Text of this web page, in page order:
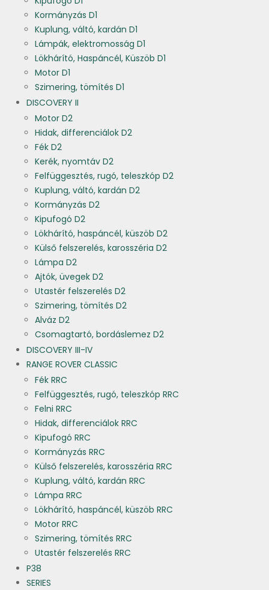
Kormányzás D1
Kuplung, váltó, kardán D1
Lámpák, elektromosság D1
Lökhárító, Haspáncél, Küszöb D1
Motor D1
Szimering, tömítés D1
DISCOVERY II
Motor D2
Hidak, differenciálok D2
Fék D2
Kerék, nyomtáv D2
Felfüggesztés, rugó, teleszkóp D2
Kuplung, váltó, kardán D2
Kormányzás D2
Kipufogó D2
Lökhárító, haspáncél, küszöb D2
Külső felszerelés, karosszéria D2
Lámpa D2
Ajtók, üvegek D2
Utastér felszerelés D2
Szimering, tömítés D2
Alváz D2
Csomagtartó, bordáslemez D2
DISCOVERY III-IV
RANGE ROVER CLASSIC
Fék RRC
Felfüggesztés, rugó, teleszkóp RRC
Felni RRC
Hidak, differenciálok RRC
Kipufogó RRC
Kormányzás RRC
Külső felszerelés, karosszéria RRC
Kuplung, váltó, kardán RRC
Lámpa RRC
Lökhárító, haspáncél, küszöb RRC
Motor RRC
Szimering, tömítés RRC
Utastér felszerelés RRC
P38
SERIES